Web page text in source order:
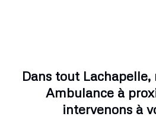
Dans tout Lachapelle,
Ambulance à
intervenons à